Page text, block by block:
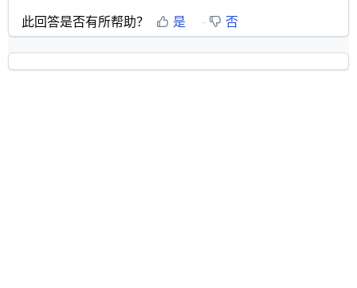
此回答是否有所帮助？ 是 否